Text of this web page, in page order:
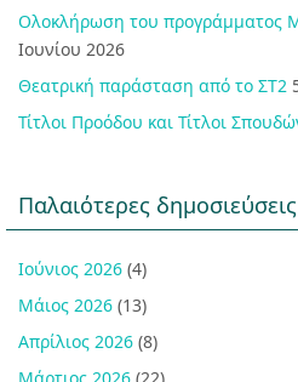
Ολοκλήρωση του προγράμματος
Ιουνίου 2026
Θεατρική παράσταση από το ΣΤ2
Τίτλοι Προόδου και Τίτλοι
Παλαιότερες δημοσιεύσεις
Ιούνιος 2026 (4)
Μάιος 2026 (13)
Απρίλιος 2026 (8)